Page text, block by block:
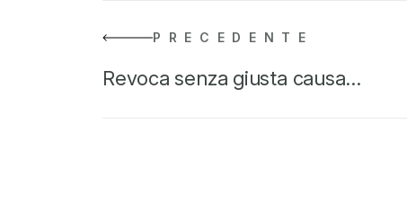
PRECEDENTE
Revoca senza giusta causa…